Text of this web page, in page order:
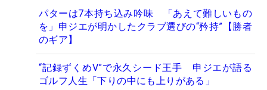
パターは7本持ち込み吟味 「あえて難しいもの
を」申ジエが明かしたクラブ選びの“矜持”【勝者
のギア】
“記録ずくめV”で永久シード王手 申ジエが語る
ゴルフ人生「下りの中にも上りがある」